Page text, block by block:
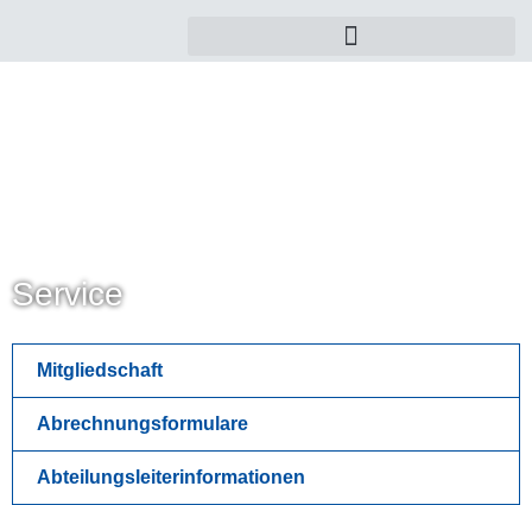
Service
Mitgliedschaft
Abrechnungsformulare
Abteilungsleiterinformationen